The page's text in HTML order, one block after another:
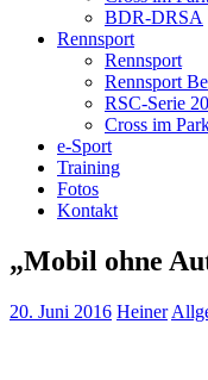
BDR-DRSA
Rennsport
Rennsport
Rennsport
RSC-Serie
Cross im
e-Sport
Training
Fotos
Kontakt
„Mobil ohne
20. Juni 2016 Heiner